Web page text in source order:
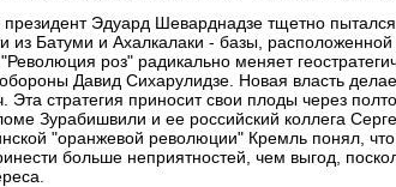
Эдуард Шеварднадзе тщетно
из Батуми и Ахалкалаки - базы,
роз" радикально меняет
Давид Сихарулидзе. Новая власть
Эта стратегия приносит свои плоды через
Зурабишвили и ее российский коллега
"оранжевой революции" Кремль понял,
больше неприятностей, чем выгод,